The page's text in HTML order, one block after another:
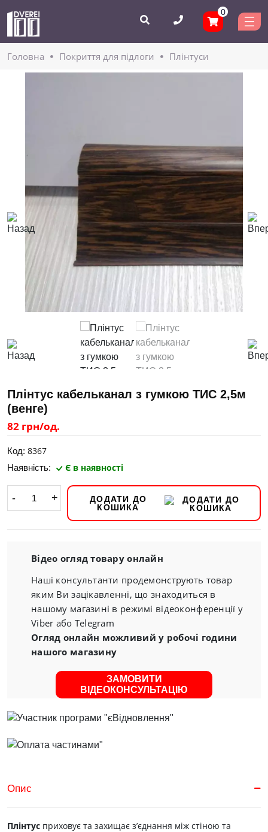
0
Головнa Покриття для підлоги Плінтуси
Плінтус кабельканал з гумкою ТИС 2,5м
(венге)
82 грн/од.
Код: 8367
Наявність: Є в наявності
- +
ДОДАТИ ДО
КОШИКА
Відео огляд товару онлайн
Наші консультанти продемонструють товар
яким Ви зацікавленні, що знаходиться в
нашому магазині в режимі відеоконференції у
Viber або Telegram
Огляд онлайн можливий у робочі години
нашого магазину
ЗАМОВИТИ
ВІДЕОКОНСУЛЬТАЦІЮ
Опис
Плінтус приховує та захищає з’єднання між стіною та